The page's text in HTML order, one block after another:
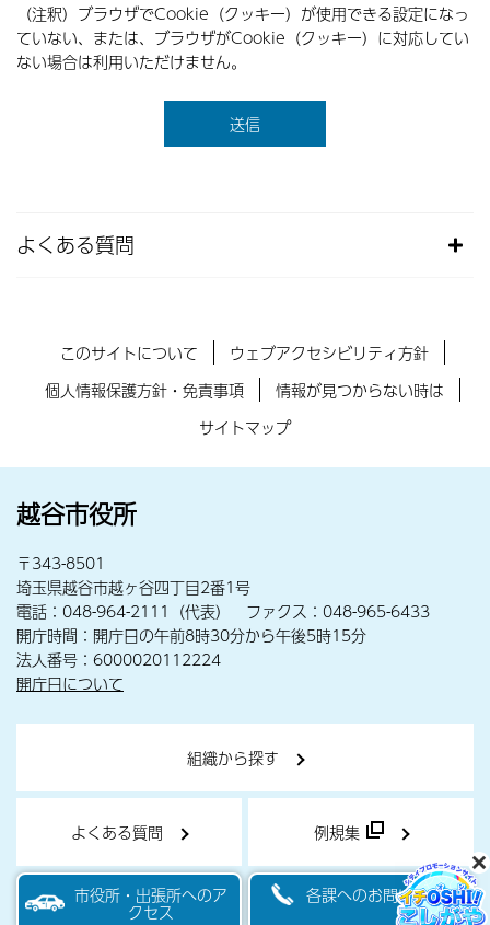
（注釈）ブラウザでCookie（クッキー）が使用できる設定になっ
ていない、または、ブラウザがCookie（クッキー）に対応してい
ない場合は利用いただけません。
よくある質問
このサイトについて
ウェブアクセシビリティ方針
個人情報保護方針・免責事項
情報が見つからない時は
サイトマップ
越谷市役所
〒343-8501
埼玉県越谷市越ヶ谷四丁目2番1号
電話：048-964-2111（代表） ファクス：048-965-6433
開庁時間：開庁日の午前8時30分から午後5時15分
法人番号：6000020112224
開庁日について
組織から探す
よくある質問 例規集
市役所・出張所へのア
クセス
各課へのお問い合わせ